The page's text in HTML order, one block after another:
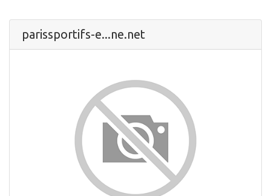
parissportifs-e...ne.net